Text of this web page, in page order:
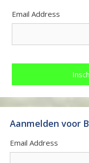
Email Address
Aanmelden voor
Email Address